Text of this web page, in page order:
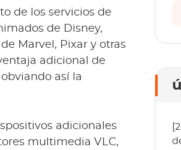
de los servicios de
de Disney,
Marvel, Pixar y otras
adicional de
así la
adicionales
multimedia VLC,